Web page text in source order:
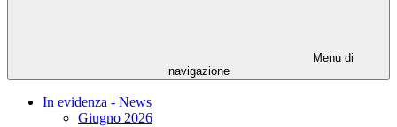
Menu di
navigazione
In evidenza - News
Giugno 2026